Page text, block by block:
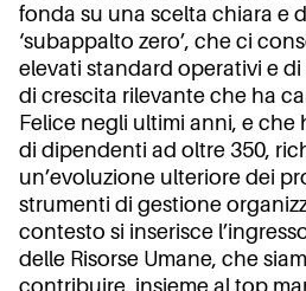
fonda su una scelta chiara e
‘subappalto zero’, che ci
elevati standard operativi e di
di crescita rilevante che ha
Felice negli ultimi anni, e
di dipendenti ad oltre 350,
un’evoluzione ulteriore dei
strumenti di gestione
contesto si inserisce
delle Risorse Umane, che
contribuire, insieme al top